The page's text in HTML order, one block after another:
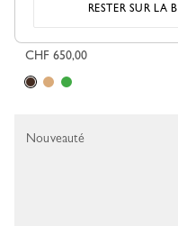
Sac seau XS Le Smart
CHF 650,00
Nouveauté
RESTER SUR LA